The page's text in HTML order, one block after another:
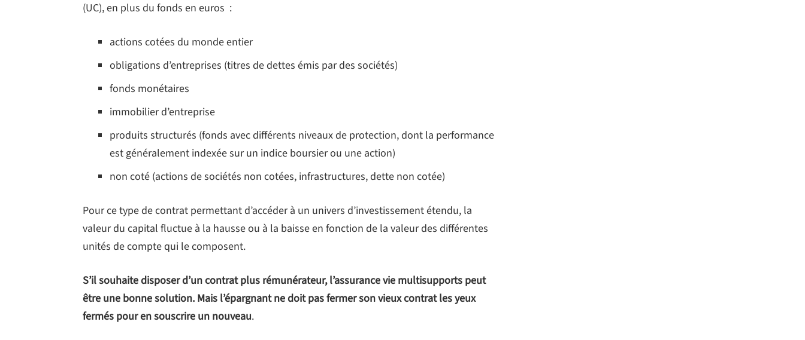
(UC), en plus du fonds en euros :
actions cotées du monde entier
obligations d’entreprises (titres de dettes émis par des sociétés)
fonds monétaires
immobilier d’entreprise
produits structurés (fonds avec différents niveaux de protection, dont la performance
est généralement indexée sur un indice boursier ou une action)
non coté (actions de sociétés non cotées, infrastructures, dette non cotée)
Pour ce type de contrat permettant d’accéder à un univers d’investissement étendu, la
valeur du capital fluctue à la hausse ou à la baisse en fonction de la valeur des différentes
unités de compte qui le composent.
S’il souhaite disposer d’un contrat plus rémunérateur, l’assurance vie multisupports peut
être une bonne solution. Mais l’épargnant ne doit pas fermer son vieux contrat les yeux
fermés pour en souscrire un nouveau.